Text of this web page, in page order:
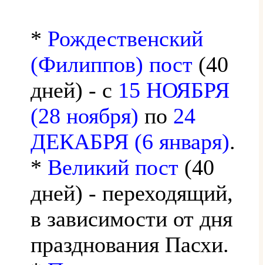
* Рождественский
(Филиппов) пост (40
дней) - с 15 НОЯБРЯ
(28 ноября) по 24
ДЕКАБРЯ (6 января).
* Великий пост (40
дней) - переходящий,
в зависимости от дня
празднования Пасхи.